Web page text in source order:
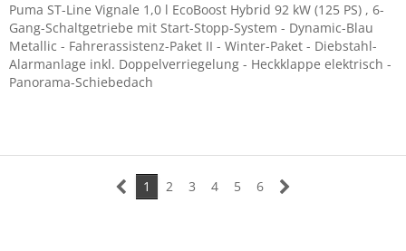
Puma ST-Line Vignale 1,0 l EcoBoost Hybrid 92 kW (125 PS) , 6-
Gang-Schaltgetriebe mit Start-Stopp-System - Dynamic-Blau
Metallic - Fahrerassistenz-Paket II - Winter-Paket - Diebstahl-
Alarmanlage inkl. Doppelverriegelung - Heckklappe elektrisch -
Panorama-Schiebedach
1 2 3 4 5 6